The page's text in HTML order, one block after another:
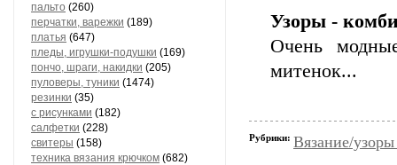
пальто (260)
перчатки, варежки (189)
платья (647)
пледы, игрушки-подушки (169)
пончо, шраги, накидки (205)
пуловеры, туники (1474)
резинки (35)
с рисунками (182)
салфетки (228)
свитеры (158)
техника вязания крючком (682)
Узоры -
Очень
митенок...
Рубрики: Вязание/